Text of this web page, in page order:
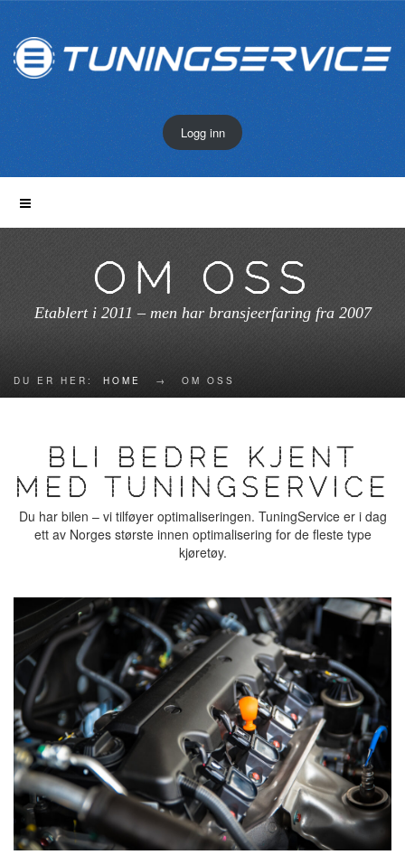
Logg inn
OM OSS
Etablert i 2011 – men har bransjeerfaring fra 2007
DU ER HER: HOME → OM OSS
BLI BEDRE KJENT
MED TUNINGSERVICE
Du har bilen – vi tilføyer optimaliseringen. TuningService er i dag
ett av Norges største innen optimalisering for de fleste type
kjøretøy.